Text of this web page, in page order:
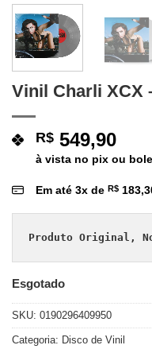
Vinil Charli XCX
R$ 549,90
à vista no pix ou
Em até 3x de R$
Produto Original,
Esgotado
SKU: 0190296409950
Categoria: Disco de Vinil